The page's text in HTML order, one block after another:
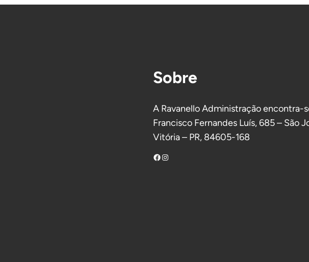
Sobre
A Ravanello Administração encontra-
Francisco Fernandes Luís, 685 – São
Vitória – PR, 84605-168
Facebook Instagram